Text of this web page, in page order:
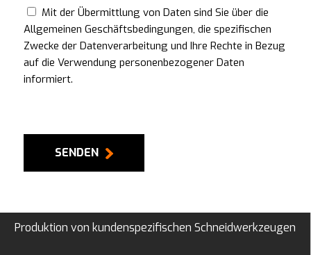
Mit der Übermittlung von Daten sind Sie über die
Allgemeinen Geschäftsbedingungen, die spezifischen
Zwecke der Datenverarbeitung und Ihre Rechte in Bezug
auf die Verwendung personenbezogener Daten
informiert.
SENDEN
Produktion von kundenspezifischen Schneidwerkzeugen